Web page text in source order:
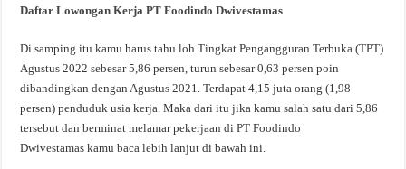
Daftar Lowongan Kerja PT Foodindo Dwivestamas
Di samping itu kamu harus tahu loh Tingkat Pengangguran Terbuka (TPT)
Agustus 2022 sebesar 5,86 persen, turun sebesar 0,63 persen poin
dibandingkan dengan Agustus 2021. Terdapat 4,15 juta orang (1,98
persen) penduduk usia kerja. Maka dari itu jika kamu salah satu dari 5,86
tersebut dan berminat melamar pekerjaan di PT Foodindo
Dwivestamas kamu baca lebih lanjut di bawah ini.